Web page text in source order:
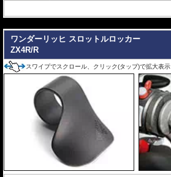
ワンダーリッヒ スロットルロッカー
ZX4R/R
スワイプでスクロール、クリック(タップ)で拡大表示